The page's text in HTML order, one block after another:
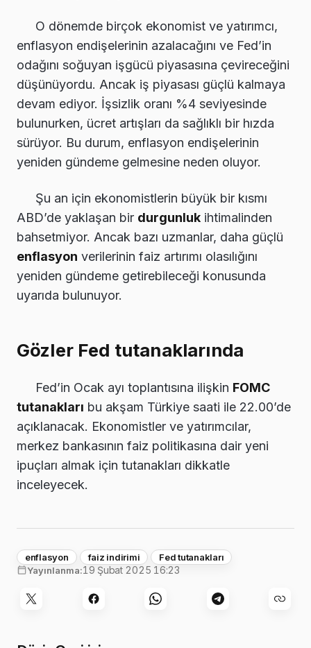
O dönemde birçok ekonomist ve yatırımcı,
enflasyon endişelerinin azalacağını ve Fed’in
odağını soğuyan işgücü piyasasına çevireceğini
düşünüyordu. Ancak iş piyasası güçlü kalmaya
devam ediyor. İşsizlik oranı %4 seviyesinde
bulunurken, ücret artışları da sağlıklı bir hızda
sürüyor. Bu durum, enflasyon endişelerinin
yeniden gündeme gelmesine neden oluyor.
Şu an için ekonomistlerin büyük bir kısmı
ABD’de yaklaşan bir durgunluk ihtimalinden
bahsetmiyor. Ancak bazı uzmanlar, daha güçlü
enflasyon verilerinin faiz artırımı olasılığını
yeniden gündeme getirebileceği konusunda
uyarıda bulunuyor.
Gözler Fed tutanaklarında
Fed’in Ocak ayı toplantısına ilişkin FOMC
tutanakları bu akşam Türkiye saati ile 22.00’de
açıklanacak. Ekonomistler ve yatırımcılar,
merkez bankasının faiz politikasına dair yeni
ipuçları almak için tutanakları dikkatle
inceleyecek.
enflasyon faiz indirimi
Fed tutanakları
Yayınlanma:19 Şubat 2025 16:23